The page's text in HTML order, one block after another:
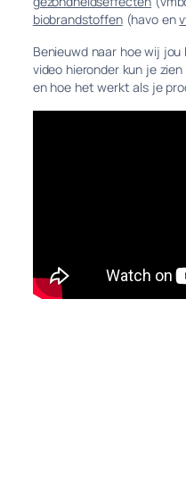
biobrandstoffen(havo en
Benieuwd naar hoe wij
video hieronder kun je
en hoe het werkt als je